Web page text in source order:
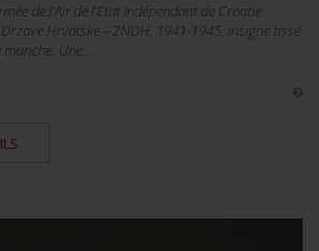
de l’Air de l’Etat Indépendant de Croatie
Hrvatske – ZNDH, 1941-1945, insigne tissé
Une...